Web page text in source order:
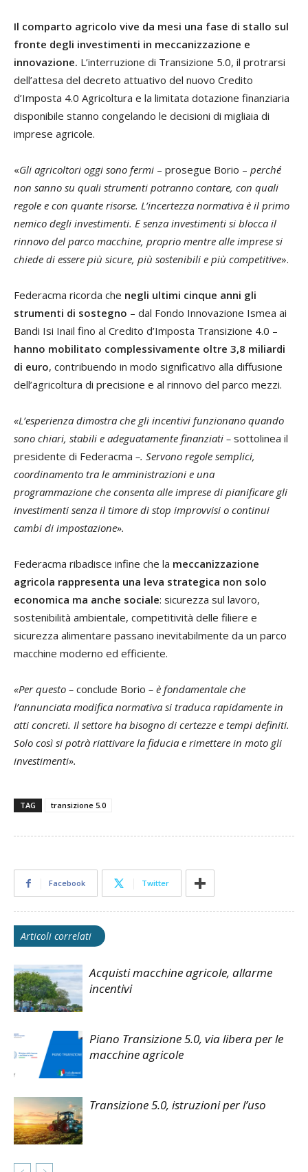
Il comparto agricolo vive da mesi una fase di stallo sul
fronte degli investimenti in meccanizzazione e
innovazione. L’interruzione di Transizione 5.0, il protrarsi
dell’attesa del decreto attuativo del nuovo Credito
d’Imposta 4.0 Agricoltura e la limitata dotazione finanziaria
disponibile stanno congelando le decisioni di migliaia di
imprese agricole.
«Gli agricoltori oggi sono fermi – prosegue Borio – perché
non sanno su quali strumenti potranno contare, con quali
regole e con quante risorse. L’incertezza normativa è il primo
nemico degli investimenti. E senza investimenti si blocca il
rinnovo del parco macchine, proprio mentre alle imprese si
chiede di essere più sicure, più sostenibili e più competitive».
Federacma ricorda che negli ultimi cinque anni gli
strumenti di sostegno – dal Fondo Innovazione Ismea ai
Bandi Isi Inail fino al Credito d’Imposta Transizione 4.0 –
hanno mobilitato complessivamente oltre 3,8 miliardi
di euro, contribuendo in modo significativo alla diffusione
dell’agricoltura di precisione e al rinnovo del parco mezzi.
«L’esperienza dimostra che gli incentivi funzionano quando
sono chiari, stabili e adeguatamente finanziati – sottolinea il
presidente di Federacma –. Servono regole semplici,
coordinamento tra le amministrazioni e una
programmazione che consenta alle imprese di pianificare gli
investimenti senza il timore di stop improvvisi o continui
cambi di impostazione».
Federacma ribadisce infine che la meccanizzazione
agricola rappresenta una leva strategica non solo
economica ma anche sociale: sicurezza sul lavoro,
sostenibilità ambientale, competitività delle filiere e
sicurezza alimentare passano inevitabilmente da un parco
macchine moderno ed efficiente.
«Per questo – conclude Borio – è fondamentale che
l’annunciata modifica normativa si traduca rapidamente in
atti concreti. Il settore ha bisogno di certezze e tempi definiti.
Solo così si potrà riattivare la fiducia e rimettere in moto gli
investimenti».
TAG transizione 5.0
Facebook Twitter
Articoli correlati
Acquisti macchine agricole, allarme
incentivi
Piano Transizione 5.0, via libera per le
macchine agricole
Transizione 5.0, istruzioni per l’uso